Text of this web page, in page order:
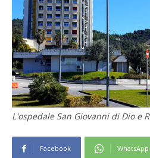
L'ospedale San Giovanni di Dio e
Facebook WhatsApp